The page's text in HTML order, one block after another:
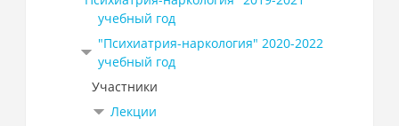
учебный год
"Психиатрия-наркология" 2020-2022
учебный год
Участники
Лекции